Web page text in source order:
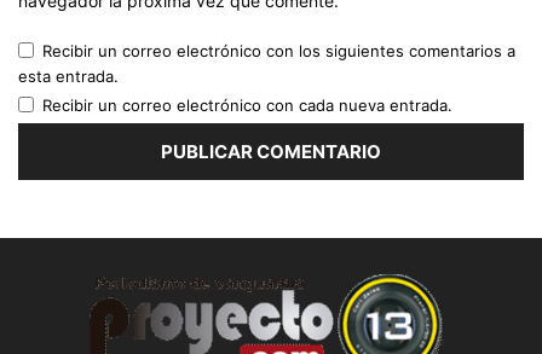
Recibir un correo electrónico con los siguientes comentarios a
esta entrada.
Recibir un correo electrónico con cada nueva entrada.